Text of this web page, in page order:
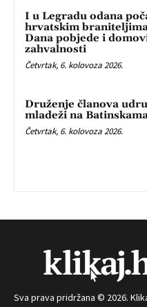
I u Legradu odana
hrvatskim
Dana pobjede i
zahvalnosti
Četvrtak, 6. kolovoza 2026.
Druženje članova
mladeži na
Četvrtak, 6. kolovoza 2026.
Sva prava pridržana © 2026.